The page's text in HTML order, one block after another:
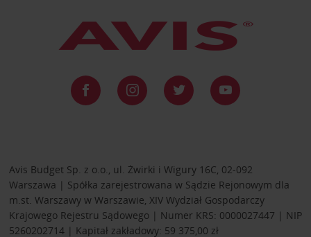
Avis Budget Sp. z o.o., ul. Żwirki i Wigury 16C, 02-092
Warszawa | Spółka zarejestrowana w Sądzie Rejonowym dla
m.st. Warszawy w Warszawie, XIV Wydział Gospodarczy
Krajowego Rejestru Sądowego | Numer KRS: 0000027447 | NIP
5260202714 | Kapitał zakładowy: 59 375,00 zł